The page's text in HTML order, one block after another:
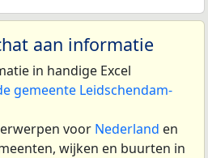
aan informatie
in handige Excel
gemeente Leidschendam-
voor Nederland en
wijken en buurten in